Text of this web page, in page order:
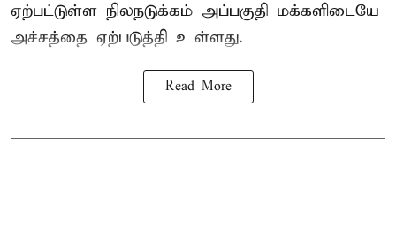
ஏற்பட்டுள்ள நிலநடுக்கம் அப்பகுதி மக்களிடையே
அச்சத்தை ஏற்படுத்தி உள்ளது.
Read More